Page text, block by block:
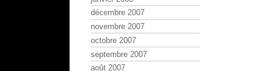
décembre 2007
novembre 2007
octobre 2007
septembre 2007
août 2007